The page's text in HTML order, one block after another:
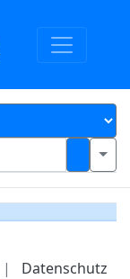
| Datenschutz